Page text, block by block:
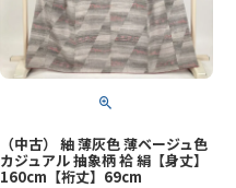
（中古） 紬 薄灰色 薄ベージュ色
カジュアル 抽象柄 袷 絹【身丈】
160cm【裄丈】69cm